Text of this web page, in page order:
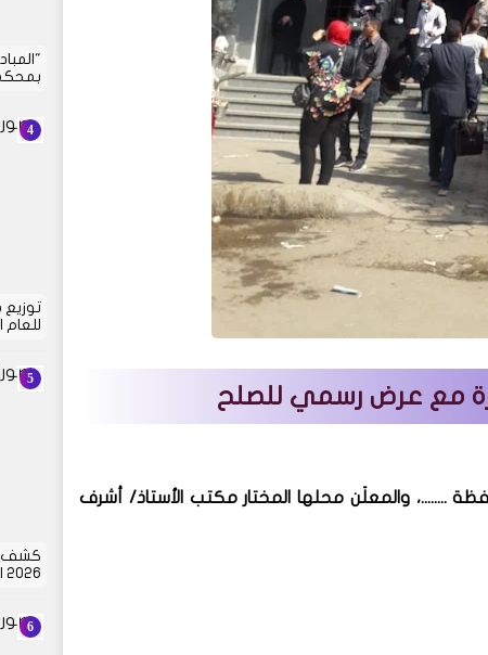
مع عرض رسمي للصلح
........، والمعلَن محلها المختار مكتب الأستاذ/ أشرف
توزيع
للعام
كشف
2026 | الدليل ا…